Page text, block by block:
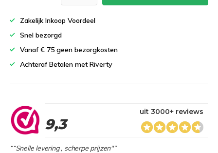
Zakelijk Inkoop Voordeel
Snel bezorgd
Vanaf € 75 geen bezorgkosten
Achteraf Betalen met Riverty
9,3
uit 3000+ reviews
““Snelle levering , scherpe prijzen"”